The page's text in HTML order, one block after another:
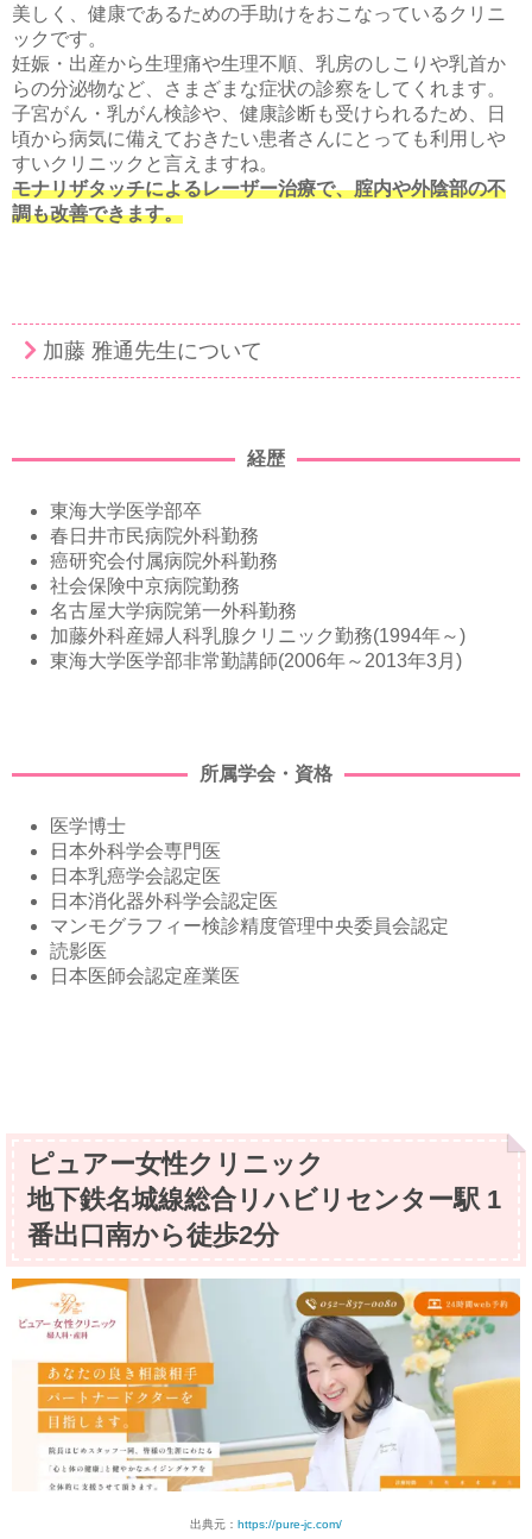
美しく、健康であるための手助けをおこなっているクリニ
ックです。
妊娠・出産から生理痛や生理不順、乳房のしこりや乳首か
らの分泌物など、さまざまな症状の診察をしてくれます。
子宮がん・乳がん検診や、健康診断も受けられるため、日
頃から病気に備えておきたい患者さんにとっても利用しや
すいクリニックと言えますね。
モナリザタッチによるレーザー治療で、腟内や外陰部の不
調も改善できます。
加藤 雅通先生について
経歴
東海大学医学部卒
春日井市民病院外科勤務
癌研究会付属病院外科勤務
社会保険中京病院勤務
名古屋大学病院第一外科勤務
加藤外科産婦人科乳腺クリニック勤務(1994年～)
東海大学医学部非常勤講師(2006年～2013年3月)
所属学会・資格
医学博士
日本外科学会専門医
日本乳癌学会認定医
日本消化器外科学会認定医
マンモグラフィー検診精度管理中央委員会認定
読影医
日本医師会認定産業医
ピュアー女性クリニック
地下鉄名城線総合リハビリセンター駅 1
番出口南から徒歩2分
出典元： https://pure-jc.com/